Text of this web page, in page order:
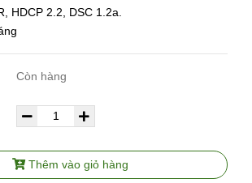
HDCP 2.2, DSC 1.2a.
Còn hàng
Thêm vào giỏ hàng